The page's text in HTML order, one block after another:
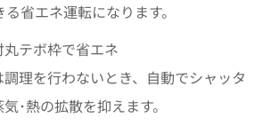
省エネ運転になります。
テボ枠で省エネ
理を行わないとき、自動でシャッタ
･熱の拡散を抑えます。